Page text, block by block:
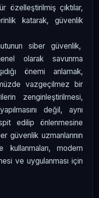
özelleştirilmiş çıktılar,
katarak, güvenlik
siber güvenlik,
olarak savunma
önemi anlamak,
vazgeçilmez bir
zenginleştirilmesi,
değil, aynı
edilip önlenmesine
güvenlik uzmanlarının
modern
ve uygulanması için